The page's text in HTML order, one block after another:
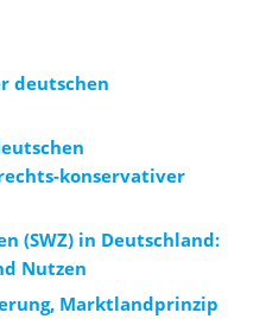
deutschen
konservativer
(SWZ) in Deutschland:
Nutzen
Marktlandprinzip